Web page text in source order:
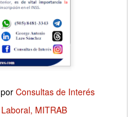
por Consultas de Interés
Laboral MITRAB